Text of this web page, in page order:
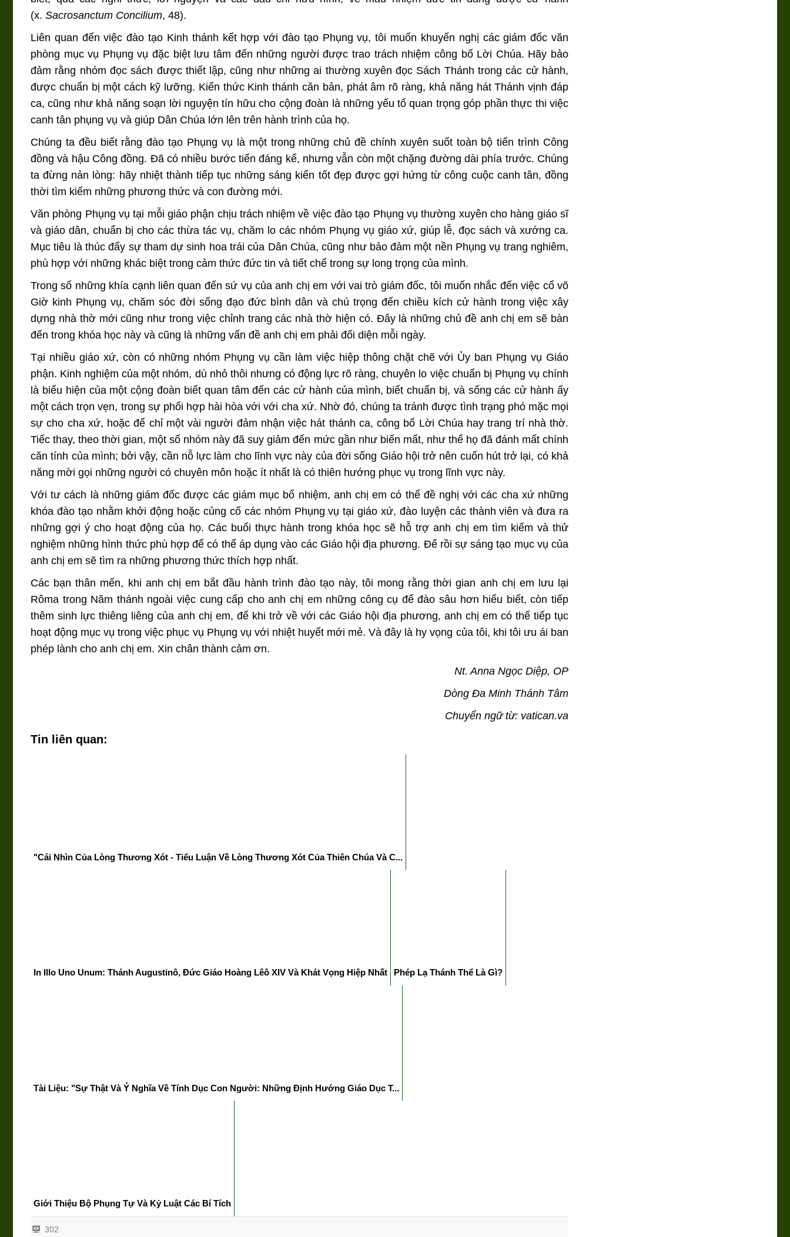
(x. Sacrosanctum Concilium, 48).
Liên quan đến việc đào tạo Kinh thánh kết hợp với đào tạo Phụng vụ, tôi muốn khuyến nghị các giám đốc văn
phòng mục vụ Phụng vụ đặc biệt lưu tâm đến những người được trao trách nhiệm công bố Lời Chúa. Hãy bảo
đảm rằng nhóm đọc sách được thiết lập, cũng như những ai thường xuyên đọc Sách Thánh trong các cử hành,
được chuẩn bị một cách kỹ lưỡng. Kiến thức Kinh thánh căn bản, phát âm rõ ràng, khả năng hát Thánh vịnh đáp
ca, cũng như khả năng soạn lời nguyện tín hữu cho cộng đoàn là những yếu tố quan trọng góp phần thực thi việc
canh tân phụng vụ và giúp Dân Chúa lớn lên trên hành trình của họ.
Chúng ta đều biết rằng đào tạo Phụng vụ là một trong những chủ đề chính xuyên suốt toàn bộ tiến trình Công
đồng và hậu Công đồng. Đã có nhiều bước tiến đáng kể, nhưng vẫn còn một chặng đường dài phía trước. Chúng
ta đừng nản lòng: hãy nhiệt thành tiếp tục những sáng kiến tốt đẹp được gợi hứng từ công cuộc canh tân, đồng
thời tìm kiếm những phương thức và con đường mới.
Văn phòng Phụng vụ tại mỗi giáo phận chịu trách nhiệm về việc đào tạo Phụng vụ thường xuyên cho hàng giáo sĩ
và giáo dân, chuẩn bị cho các thừa tác vụ, chăm lo các nhóm Phụng vụ giáo xứ, giúp lễ, đọc sách và xướng ca.
Mục tiêu là thúc đẩy sự tham dự sinh hoa trái của Dân Chúa, cũng như bảo đảm một nền Phụng vụ trang nghiêm,
phù hợp với những khác biệt trong cảm thức đức tin và tiết chế trong sự long trọng của mình.
Trong số những khía cạnh liên quan đến sứ vụ của anh chị em với vai trò giám đốc, tôi muốn nhắc đến việc cổ võ
Giờ kinh Phụng vụ, chăm sóc đời sống đạo đức bình dân và chú trọng đến chiều kích cử hành trong việc xây
dựng nhà thờ mới cũng như trong việc chỉnh trang các nhà thờ hiện có. Đây là những chủ đề anh chị em sẽ bàn
đến trong khóa học này và cũng là những vấn đề anh chị em phải đối diện mỗi ngày.
Tại nhiều giáo xứ, còn có những nhóm Phụng vụ cần làm việc hiệp thông chặt chẽ với Ủy ban Phụng vụ Giáo
phận. Kinh nghiệm của một nhóm, dù nhỏ thôi nhưng có động lực rõ ràng, chuyên lo việc chuẩn bị Phụng vụ chính
là biểu hiện của một cộng đoàn biết quan tâm đến các cử hành của mình, biết chuẩn bị, và sống các cử hành ấy
một cách trọn vẹn, trong sự phối hợp hài hòa với với cha xứ. Nhờ đó, chúng ta tránh được tình trạng phó mặc mọi
sự cho cha xứ, hoặc để chỉ một vài người đảm nhận việc hát thánh ca, công bố Lời Chúa hay trang trí nhà thờ.
Tiếc thay, theo thời gian, một số nhóm này đã suy giảm đến mức gần như biến mất, như thể họ đã đánh mất chính
căn tính của mình; bởi vậy, cần nỗ lực làm cho lĩnh vực này của đời sống Giáo hội trở nên cuốn hút trở lại, có khả
năng mời gọi những người có chuyên môn hoặc ít nhất là có thiên hướng phục vụ trong lĩnh vực này.
Với tư cách là những giám đốc được các giám mục bổ nhiệm, anh chị em có thể đề nghị với các cha xứ những
khóa đào tạo nhằm khởi động hoặc củng cố các nhóm Phụng vụ tại giáo xứ, đào luyện các thành viên và đưa ra
những gợi ý cho hoạt động của họ. Các buổi thực hành trong khóa học sẽ hỗ trợ anh chị em tìm kiếm và thử
nghiệm những hình thức phù hợp để có thể áp dụng vào các Giáo hội địa phương. Để rồi sự sáng tạo mục vụ của
anh chị em sẽ tìm ra những phương thức thích hợp nhất.
Các bạn thân mến, khi anh chị em bắt đầu hành trình đào tạo này, tôi mong rằng thời gian anh chị em lưu lại
Rôma trong Năm thánh ngoài việc cung cấp cho anh chị em những công cụ để đào sâu hơn hiểu biết, còn tiếp
thêm sinh lực thiêng liêng của anh chị em, để khi trở về với các Giáo hội địa phương, anh chị em có thể tiếp tục
hoạt động mục vụ trong việc phục vụ Phụng vụ với nhiệt huyết mới mẻ. Và đây là hy vọng của tôi, khi tôi ưu ái ban
phép lành cho anh chị em. Xin chân thành cảm ơn.
Nt. Anna Ngọc Diệp, OP
Dòng Đa Minh Thánh Tâm
Chuyển ngữ từ: vatican.va
Tin liên quan:
"Cái Nhìn Của Lòng Thương Xót - Tiểu Luận Về Lòng Thương Xót Của Thiên Chúa Và C...
In Illo Uno Unum: Thánh Augustinô, Đức Giáo Hoàng Lêô XIV Và Khát Vọng Hiệp Nhất Phép Lạ Thánh Thể Là Gì?
Tài Liệu: "Sự Thật Và Ý Nghĩa Về Tính Dục Con Người: Những Định Hướng Giáo Dục T...
Giới Thiệu Bộ Phụng Tự Và Kỷ Luật Các Bí Tích
302